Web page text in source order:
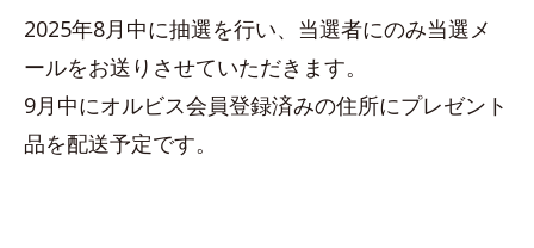
2025年8月中に抽選を行い、当選者にのみ当選メ
ールをお送りさせていただきます。
9月中にオルビス会員登録済みの住所にプレゼント
品を配送予定です。